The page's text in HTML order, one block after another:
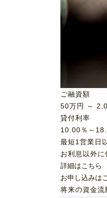
ご融資額
50万円 ～
貸付利率
10.00％～
最短1営業日
お利息以外
詳細はこちら
お申し込みは
将来の資金流